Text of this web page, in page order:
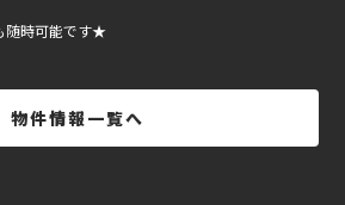
随時可能です★
物件情報一覧へ